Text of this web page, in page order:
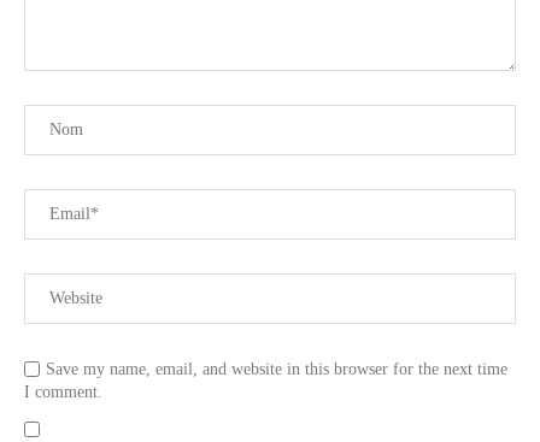
Save my name, email, and website in this browser for the next time
I comment.